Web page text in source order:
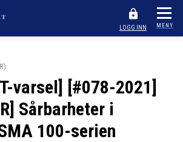
LOGG INN MENY
varsel] [#078-2021]
Sårbarheter i
100-serien